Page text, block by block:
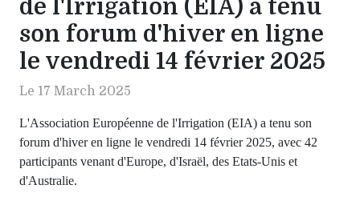
de l'Irrigation (EIA) a tenu
son forum d'hiver en ligne
le vendredi 14 février 2025
Le 17 March 2025
L'Association Européenne de l'Irrigation (EIA) a tenu son
forum d'hiver en ligne le vendredi 14 février 2025, avec 42
participants venant d'Europe, d'Israël, des Etats-Unis et
d'Australie.